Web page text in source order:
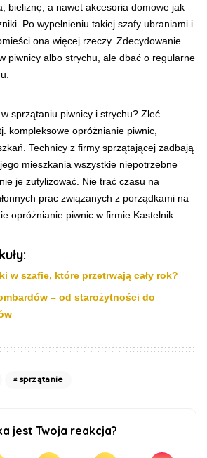
bieliznę, a nawet akcesoria domowe jak
Po wypełnieniu takiej szafy ubraniami i
ona więcej rzeczy. Zdecydowanie
piwnicy albo strychu, ale dbać o regularne
sprzątaniu piwnicy i strychu? Zleć
kompleksowe opróżnianie piwnic,
Technicy z firmy sprzątającej zadbają
mieszkania wszystkie niepotrzebne
je zutylizować. Nie trać czasu na
prac związanych z porządkami na
opróżnianie piwnic w firmie Kastelnik.
w szafie, które przetrwają cały rok?
– od starożytności do
sprzątanie
jest Twoja reakcja?